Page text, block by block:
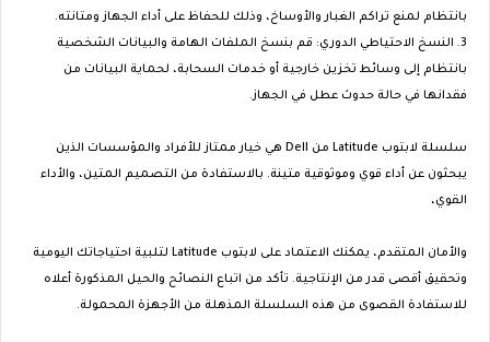
بانتظام لمنع تراكم الغبار والأوساخ، وذلك للحفاظ على أداء الجهاز ومتانته.
3. النسخ الاحتياطي الدوري: قم بنسخ الملفات الهامة والبيانات الشخصية
بانتظام إلى وسائط تخزين خارجية أو خدمات السحابة، لحماية البيانات من
فقدانها في حالة حدوث عطل في الجهاز.
سلسلة لابتوب Latitude من Dell هي خيار ممتاز للأفراد والمؤسسات الذين
يبحثون عن أداء قوي وموثوقية متينة. بالاستفادة من التصميم المتين، والأداء
القوي،
والأمان المتقدم، يمكنك الاعتماد على لابتوب Latitude لتلبية احتياجاتك اليومية
وتحقيق أقصى قدر من الإنتاجية. تأكد من اتباع النصائح والحيل المذكورة أعلاه
للاستفادة القصوى من هذه السلسلة المذهلة من الأجهزة المحمولة.